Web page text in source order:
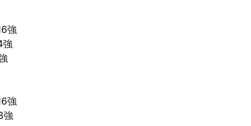
強
強
強
強